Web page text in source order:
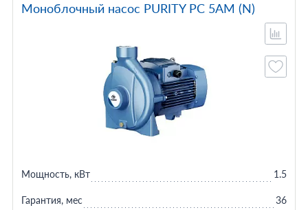
Моноблочный насос PURITY PC 5AM (N)
Мощность, кВт 1.5
Гарантия, мес 36